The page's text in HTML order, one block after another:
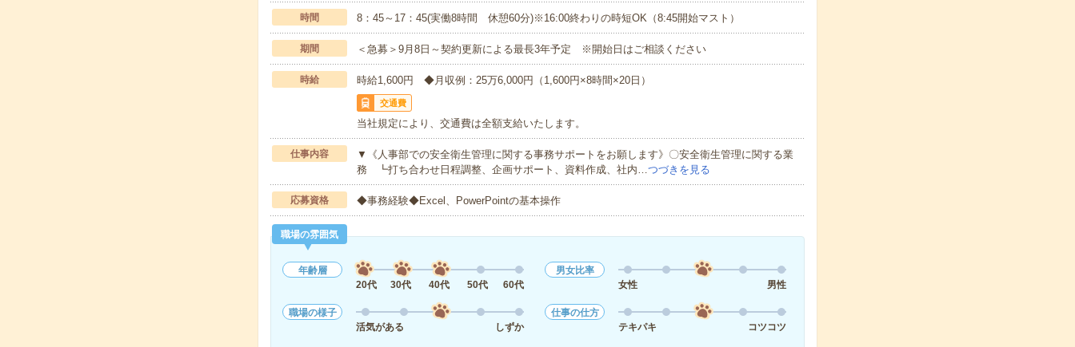
時間 8：45～17：45(実働8時間 休憩60分)※16:00終わりの時短OK（8:45開始マスト）
期間 ＜急募＞9月8日～契約更新による最長3年予定 ※開始日はご相談ください
時給 時給1,600円 ◆月収例：25万6,000円（1,600円×8時間×20日）
交通費
当社規定により、交通費は全額支給いたします。
仕事内容
▼《人事部での安全衛生管理に関する事務サポートをお願します》〇安全衛生管理に関する業
務 ┗打ち合わせ日程調整、企画サポート、資料作成、社内…つづきを見る
応募資格 ◆事務経験◆Excel、PowerPointの基本操作
職場の雰囲気
年齢層
20代
30代 40代 50代 60代
男女比率
女性
男性
職場の様子
活気がある
しずか
仕事の仕方
テキパキ
コツコツ